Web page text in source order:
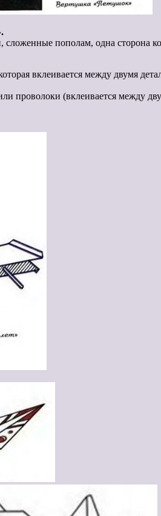
пополам, одна сторона
вклеивается между двумя
проволоки (вклеивается между